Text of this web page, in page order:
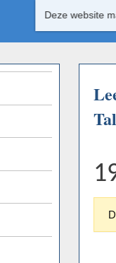
Deze website